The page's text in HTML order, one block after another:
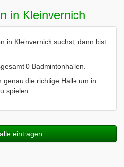
in Kleinvernich
in Kleinvernich suchst, dann bist
0 Badmintonhallen.
genau die richtige Halle um in
spielen.
eintragen